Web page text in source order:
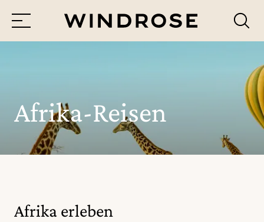
Jetzt Anfrage senden
Afrika-Reisen
Afrika erleben